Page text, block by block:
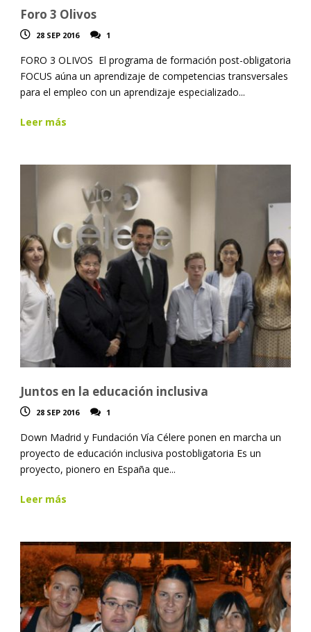
Foro 3 Olivos
28 SEP 2016 1
FORO 3 OLIVOS El programa de formación post-obligatoria
FOCUS aúna un aprendizaje de competencias transversales
para el empleo con un aprendizaje especializado...
Leer más
Juntos en la educación inclusiva
28 SEP 2016 1
Down Madrid y Fundación Vía Célere ponen en marcha un
proyecto de educación inclusiva postobligatoria Es un
proyecto, pionero en España que...
Leer más